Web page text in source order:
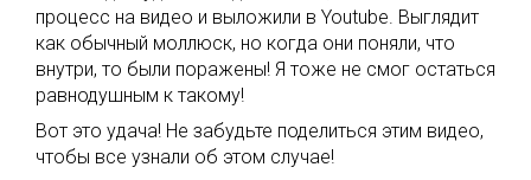
процесс на видео и выложили в Youtube. Выглядит
как обычный моллюск, но когда они поняли, что
внутри, то были поражены! Я тоже не смог остаться
равнодушным к такому!
Вот это удача! Не забудьте поделиться этим видео,
чтобы все узнали об этом случае!